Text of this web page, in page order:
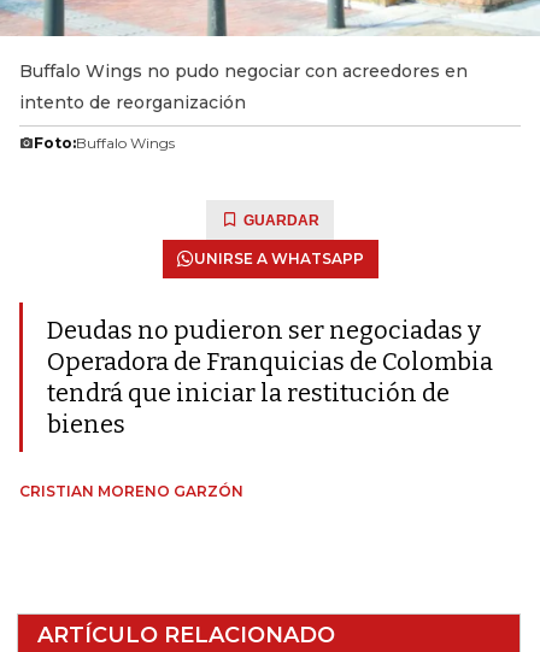
Buffalo Wings no pudo negociar con acreedores en
intento de reorganización
Foto:Buffalo Wings
GUARDAR
UNIRSE A WHATSAPP
Deudas no pudieron ser negociadas y
Operadora de Franquicias de Colombia
tendrá que iniciar la restitución de
bienes
CRISTIAN MORENO GARZÓN
ARTÍCULO RELACIONADO